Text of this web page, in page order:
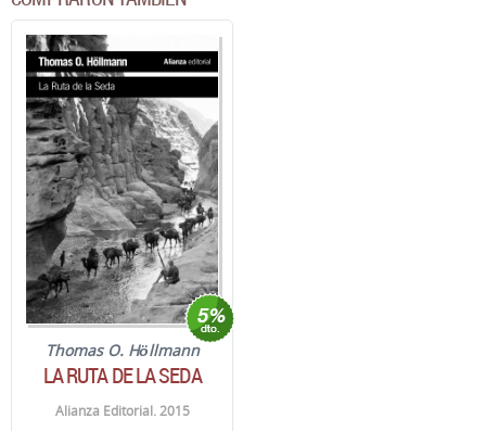
Thomas O. Höllmann
LA RUTA DE LA SEDA
Alianza Editorial. 2015